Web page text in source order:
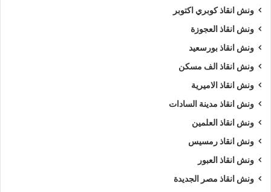
ونش انقاذ كوبري اكتوبر
ونش انقاذ العجوزة
ونش انقاذ بورسعيد
ونش انقاذ الف مسكن
ونش انقاذ الاميرية
ونش انقاذ مدينة السادات
ونش انقاذ العلمين
ونش انقاذ رمسيس
ونش انقاذ العبور
ونش انقاذ مصر الجديدة